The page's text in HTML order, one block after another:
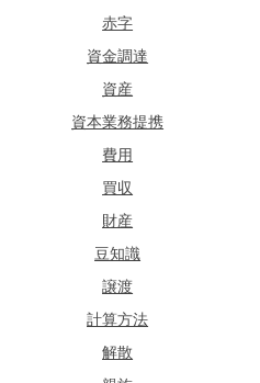
赤字
資金調達
資産
資本業務提携
費用
買収
財産
豆知識
譲渡
計算方法
解散